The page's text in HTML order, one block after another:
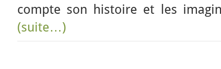
compte son histoire et les
(suite…)